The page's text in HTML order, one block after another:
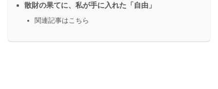
散財の果てに、私が手に入れた「自由」
関連記事はこちら